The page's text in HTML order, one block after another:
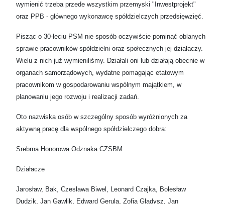
wymienić trzeba przede wszystkim przemyski "Inwestprojekt"
oraz PPB - głównego wykonawcę spółdzielczych przedsięwzięć.
Pisząc o 30-leciu PSM nie sposób oczywiście pominąć oblanych
sprawie pracowników spółdzielni oraz społecznych jej działaczy.
Wielu z nich już wymieniliśmy. Działali oni lub działają obecnie w
organach samorządowych, wydatne pomagając etatowym
pracownikom w gospodarowaniu wspólnym majątkiem, w
planowaniu jego rozwoju i realizacji zadań.
Oto nazwiska osób w szczególny sposób wyróżnionych za
aktywną pracę dla wspólnego spółdzielczego dobra:
Srebrna Honorowa Odznaka CZSBM
Działacze
Jarosław, Bak, Czesława Biwel, Leonard Czajka, Bolesław
Dudzik, Jan Gawlik, Edward Gerula, Zofia Gładysz, Jan